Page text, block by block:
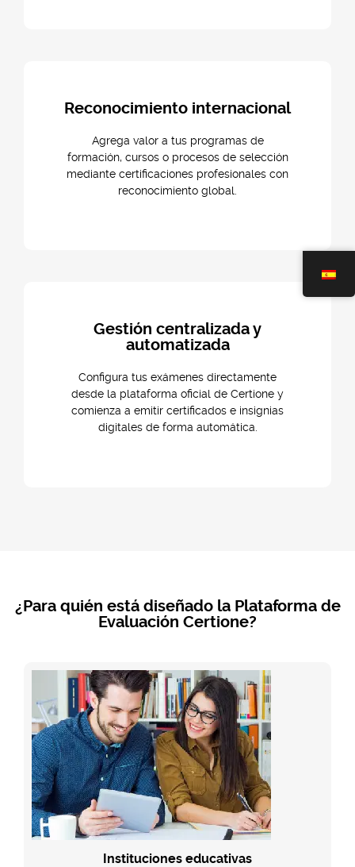
Reconocimiento internacional
Agrega valor a tus programas de
formación, cursos o procesos de selección
mediante certificaciones profesionales con
reconocimiento global.
Gestión centralizada y
automatizada
Configura tus exámenes directamente
desde la plataforma oficial de Certione y
comienza a emitir certificados e insignias
digitales de forma automática.
¿Para quién está diseñado la Plataforma de
Evaluación Certione?
Instituciones educativas